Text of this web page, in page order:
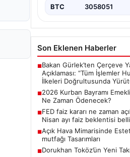
BTC 3058051
Son Eklenen Haberler
■Bakan Gürlek’ten Çerçeve
Açıklaması: “Tüm İşlemler
İlkeleri Doğrultusunda
■2026 Kurban Bayramı
Ne Zaman Ödenecek?
■FED faiz kararı ne zaman
Nisan ayı faiz beklentisi
■Açık Hava Mimarisinde
mutfağı Tasarımları
■Dorukhan Toköz’ün Yeni